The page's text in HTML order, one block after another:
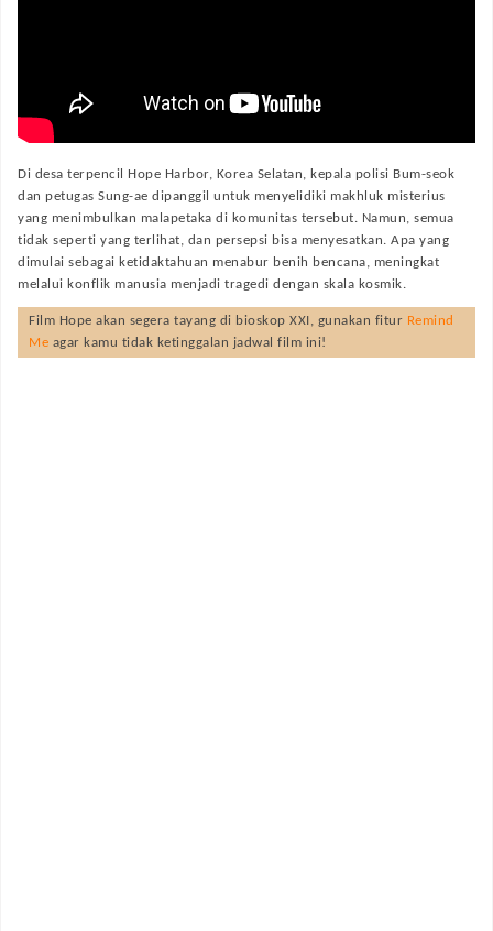
Di desa terpencil Hope Harbor, Korea Selatan, kepala polisi Bum-seok
dan petugas Sung-ae dipanggil untuk menyelidiki makhluk misterius
yang menimbulkan malapetaka di komunitas tersebut. Namun, semua
tidak seperti yang terlihat, dan persepsi bisa menyesatkan. Apa yang
dimulai sebagai ketidaktahuan menabur benih bencana, meningkat
melalui konflik manusia menjadi tragedi dengan skala kosmik.
Film Hope akan segera tayang di bioskop XXI, gunakan fitur Remind
Me agar kamu tidak ketinggalan jadwal film ini!